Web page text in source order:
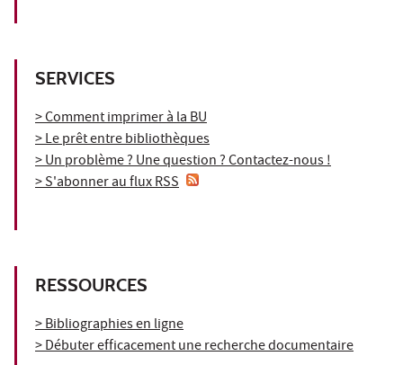
SERVICES
> Comment imprimer à la BU
> Le prêt entre bibliothèques
> Un problème ? Une question ? Contactez-nous !
> S'abonner au flux RSS
RESSOURCES
> Bibliographies en ligne
> Débuter efficacement une recherche documentaire